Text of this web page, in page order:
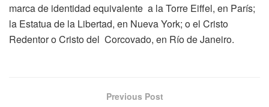
marca de identidad equivalente a la Torre Eiffel, en París;
la Estatua de la Libertad, en Nueva York; o el Cristo
Redentor o Cristo del Corcovado, en Río de Janeiro.
Previous Post